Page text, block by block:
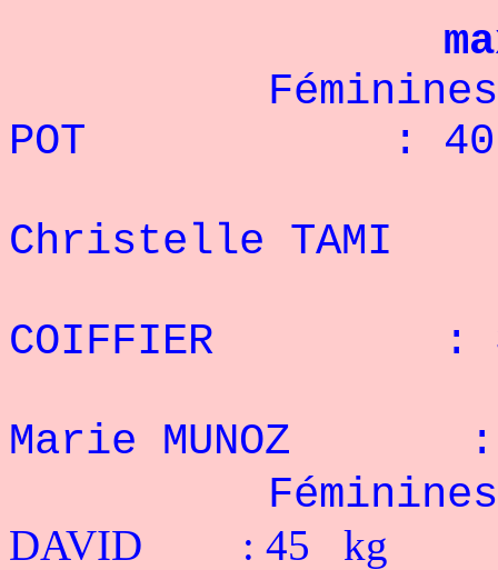
Féminines
POT : 40
Christelle
COIFFIER :
Marie MUNOZ :
Féminines
DAVID : 45 kg